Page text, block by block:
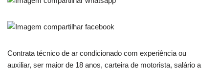
Contrata técnico de ar condicionado com experiência ou
auxiliar, ser maior de 18 anos, carteira de motorista, salário a